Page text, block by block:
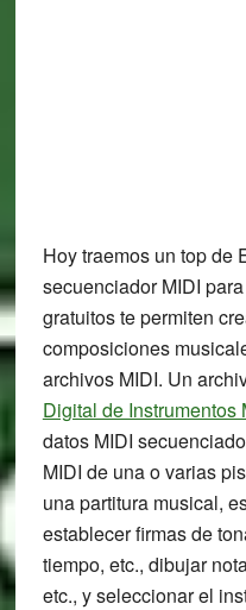
Hoy traemos un top de
secuenciador MIDI
gratuitos te permiten
composiciones
archivos MIDI. Un
Digital de Instrumentos
datos MIDI
MIDI de una o varias
una partitura musical,
establecer firmas de
tiempo, etc., dibujar
etc., y seleccionar el